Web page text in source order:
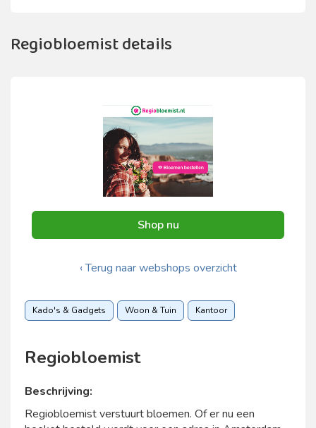
Regiobloemist details
Shop nu
‹ Terug naar webshops overzicht
Kado's & Gadgets Woon & Tuin Kantoor
Regiobloemist
Beschrijving:
Regiobloemist verstuurt bloemen. Of er nu een